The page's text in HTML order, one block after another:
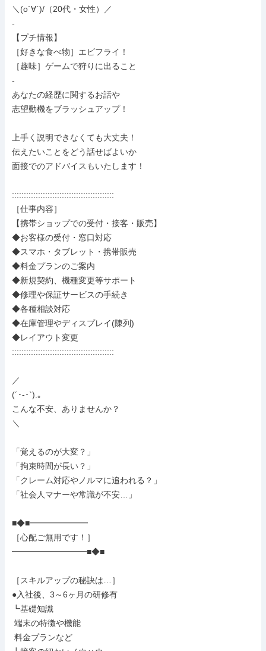
＼(o´∀`)/（20代・女性）／
-
【プチ情報】
［好きな食べ物］エビフライ！
［趣味］ゲームで狩りに出ること
-
あなたの経歴に関するお話や
志望動機をブラッシュアップ！
上手く説明できなくても大丈夫！
伝えたいことをどう話せばよいか
面接でのアドバイスもいたします！
:::::::::::::::::::::::::::::::::::::::::::
［仕事内容］
【携帯ショップでの受付・接客・販売】
◆お客様の受付・窓口対応
◆スマホ・タブレット・携帯販売
◆料金プランのご案内
◆新規契約、機種変更等サポート
◆修理や保証サービスの手続き
◆各種相談対応
◆在庫管理やディスプレイ(陳列)
◆レイアウト変更
:::::::::::::::::::::::::::::::::::::::::::
／
(´･-･`).｡
こんな不安、ありませんか？
＼
「覚えるのが大変？」
「拘束時間が長い？」
「クレーム対応やノルマに追われる？」
「社会人マナーや常識が不安…」
■◆■━━━━━━━
［心配ご無用です！］
━━━━━━━━━■◆■
［スキルアップの秘訣は…］
●入社後、3～6ヶ月の研修有
┗基礎知識